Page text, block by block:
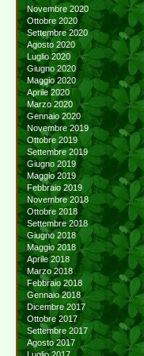
Novembre 2020
Ottobre 2020
Settembre 2020
Agosto 2020
Luglio 2020
Giugno 2020
Maggio 2020
Aprile 2020
Marzo 2020
Gennaio 2020
Novembre 2019
Ottobre 2019
Settembre 2019
Giugno 2019
Maggio 2019
Febbraio 2019
Novembre 2018
Ottobre 2018
Settembre 2018
Giugno 2018
Maggio 2018
Aprile 2018
Marzo 2018
Febbraio 2018
Gennaio 2018
Dicembre 2017
Ottobre 2017
Settembre 2017
Agosto 2017